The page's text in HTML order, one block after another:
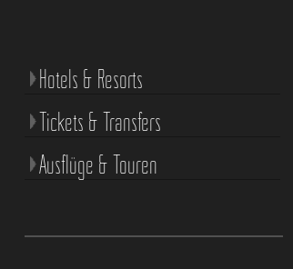
Hotels & Resorts
Tickets & Transfers
Ausflüge & Touren